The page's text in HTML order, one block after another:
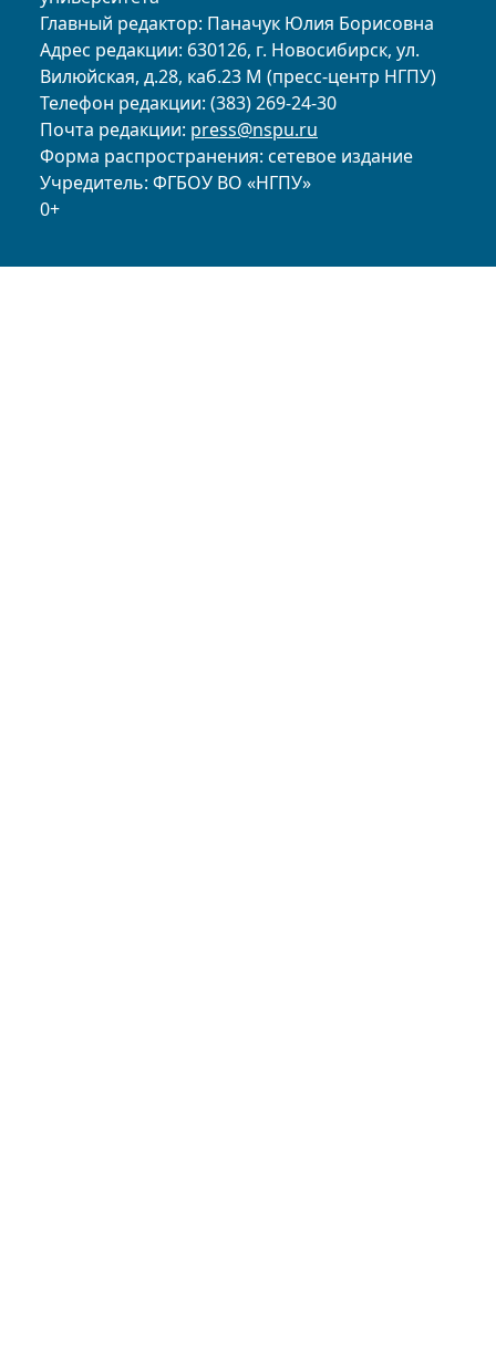
Главный редактор: Паначук Юлия Борисовна
Адрес редакции: 630126, г. Новосибирск, ул.
Вилюйская, д.28, каб.23 М (пресс-центр НГПУ)
Телефон редакции: (383) 269-24-30
Почта редакции: press@nspu.ru
Форма распространения: сетевое издание
Учредитель: ФГБОУ ВО «НГПУ»
0+